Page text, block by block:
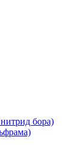
бора)